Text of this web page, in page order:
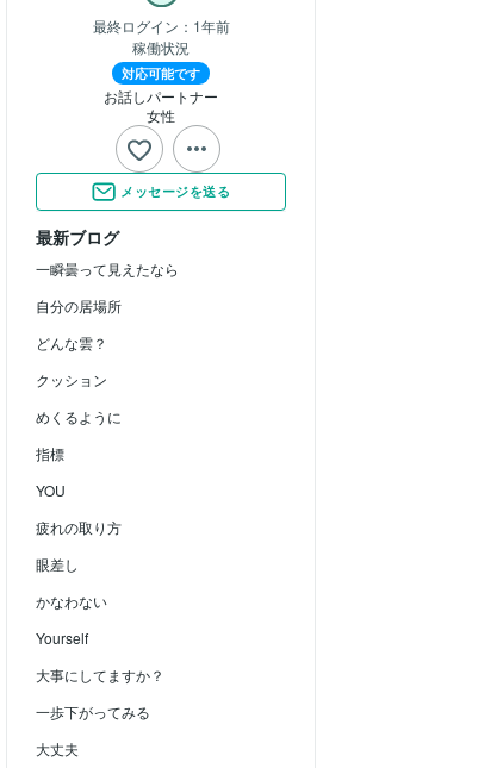
最終ログイン： 1年前
稼働状況
対応可能です
お話しパートナー
女性
メッセージを送る
最新ブログ
一瞬曇って見えたなら
自分の居場所
どんな雲？
クッション
めくるように
指標
YOU
疲れの取り方
眼差し
かなわない
Yourself
大事にしてますか？
一歩下がってみる
大丈夫